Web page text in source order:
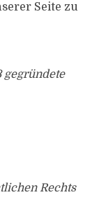
Seite zu
gegründete
Rechts